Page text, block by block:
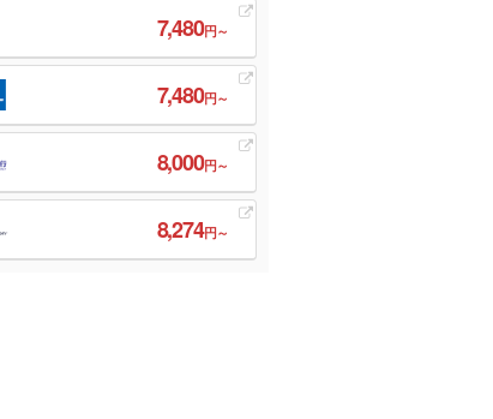
7,480円～
7,480円～
8,000円～
8,274円～